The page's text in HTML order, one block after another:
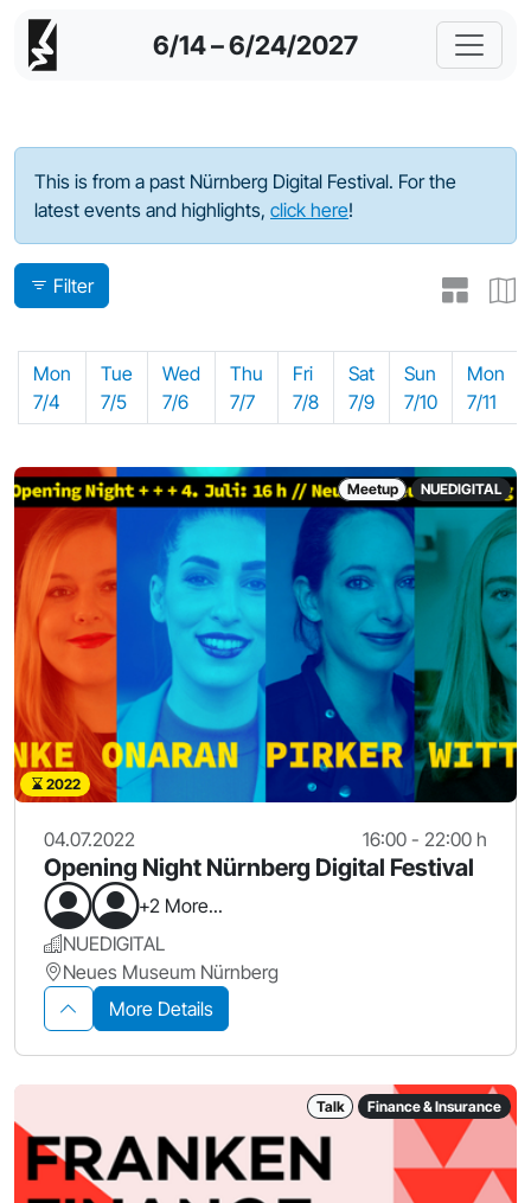
6/14 – 6/24/2027
Program - 2022
This is from a past Nürnberg Digital Festival. For the
latest events and highlights, click here!
Filter
Mon
7/4
Tue
7/5
Wed
7/6
Thu
7/7
Fri
7/8
Sat
7/9
Sun
7/10
Mon
7/11
Meetup NUEDIGITAL
2022
04.07.2022 16:00 - 22:00 h
Opening Night Nürnberg Digital Festival
+2 More...
NUEDIGITAL
Neues Museum Nürnberg
More Details
Talk Finance & Insurance